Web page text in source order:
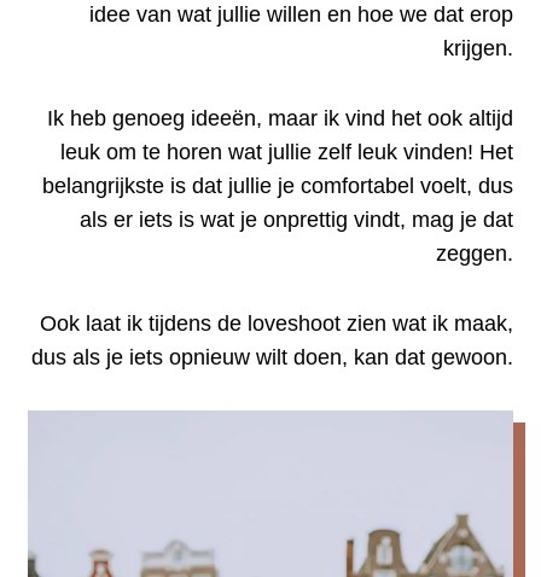
idee van wat jullie willen en hoe we dat erop
krijgen.
Ik heb genoeg ideeën, maar ik vind het ook altijd
leuk om te horen wat jullie zelf leuk vinden! Het
belangrijkste is dat jullie je comfortabel voelt, dus
als er iets is wat je onprettig vindt, mag je dat
zeggen.
Ook laat ik tijdens de loveshoot zien wat ik maak,
dus als je iets opnieuw wilt doen, kan dat gewoon.